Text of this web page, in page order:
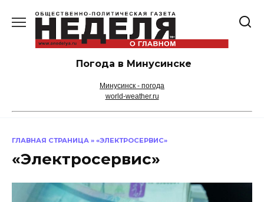
содержанию
Погода в Минусинске
Минусинск - погода
world-weather.ru
ГЛАВНАЯ СТРАНИЦА » «ЭЛЕКТРОСЕРВИС»
«Электросервис»